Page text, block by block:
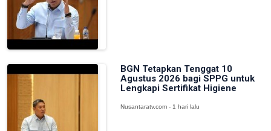
BGN Tetapkan Tenggat 10
Agustus 2026 bagi SPPG untuk
Lengkapi Sertifikat Higiene
Nusantaratv.com - 1 hari lalu